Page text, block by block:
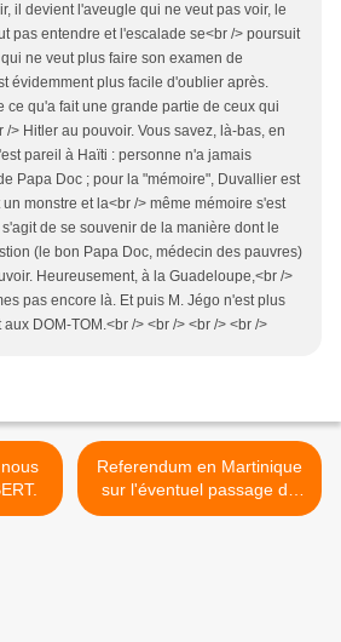
il devient l'aveugle qui ne veut pas voir, le
pas entendre et l'escalade se<br /> poursuit
ne veut plus faire son examen de
évidemment plus facile d'oublier après.
ce qu'a fait une grande partie de ceux qui
/> Hitler au pouvoir. Vous savez, là-bas, en
pareil à Haïti : personne n'a jamais
Papa Doc ; pour la "mémoire", Duvallier est
monstre et la<br /> même mémoire s'est
de se souvenir de la manière dont le
(le bon Papa Doc, médecin des pauvres)
Heureusement, à la Guadeloupe,<br />
pas encore là. Et puis M. Jégo n'est plus
DOM-TOM.<br /> <br /> <br /> <br />
Referendum en Martinique
sur l'éventuel passage de
l'article 73 à l'article 74